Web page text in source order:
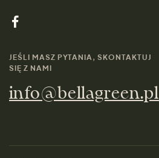
JEŚLI MASZ PYTANIA, SKONTAKTUJ
SIĘ Z NAMI
info@bellagreen.pl